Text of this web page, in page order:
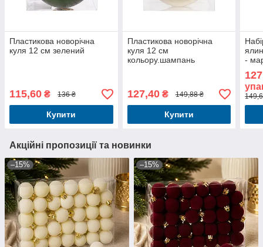
Пластикова новорічна
куля 12 см зелений
115,60 ₴ 136 ₴
Купити
Пластикова новорічна
куля 12 см
кольору.шампань
127,40₴ 149,88 ₴
Купити
-
Акційні пропозиції та новинки
–15% –15%